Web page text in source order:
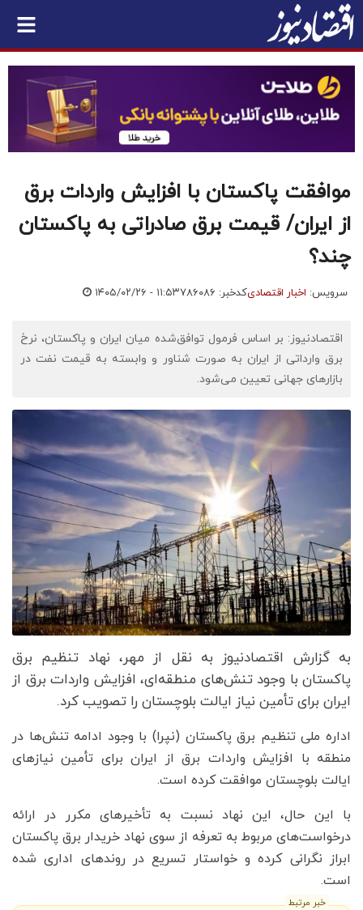
موافقت پاکستان با افزایش واردات برق
از ایران/ قیمت برق صادراتی به پاکستان
چند؟
سرویس: اخبار اقتصادیکدخبر: ۷۸۶۰۸۶ ۱۴۰۵/۰۲/۲۶ - ۱۱:۵۳
اقتصادنیوز: بر اساس فرمول توافق‌شده میان ایران و پاکستان، نرخ
برق وارداتی از ایران به صورت شناور و وابسته به قیمت نفت در
بازارهای جهانی تعیین می‌شود.
به گزارش اقتصادنیوز به نقل از مهر، نهاد تنظیم برق
پاکستان با وجود تنش‌های منطقه‌ای، افزایش واردات برق از
ایران برای تأمین نیاز ایالت بلوچستان را تصویب کرد.
اداره ملی تنظیم برق پاکستان (نپرا) با وجود ادامه تنش‌ها در
منطقه با افزایش واردات برق از ایران برای تأمین نیازهای
ایالت بلوچستان موافقت کرده است.
با این حال، این نهاد نسبت به تأخیرهای مکرر در ارائه
درخواست‌های مربوط به تعرفه از سوی نهاد خریدار برق پاکستان
ابراز نگرانی کرده و خواستار تسریع در روندهای اداری شده
است.
خبر مرتبط